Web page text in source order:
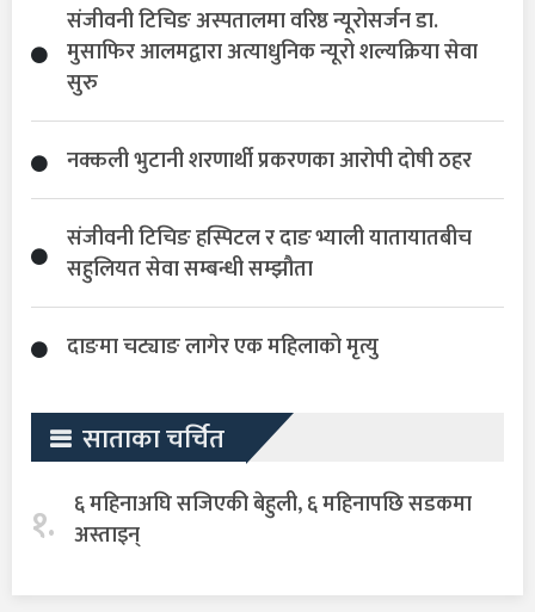
संजीवनी टिचिङ अस्पतालमा वरिष्ठ न्यूरोसर्जन डा.
मुसाफिर आलमद्वारा अत्याधुनिक न्यूरो शल्यक्रिया सेवा
सुरु
नक्कली भुटानी शरणार्थी प्रकरणका आरोपी दोषी ठहर
संजीवनी टिचिङ हस्पिटल र दाङ भ्याली यातायातबीच
सहुलियत सेवा सम्बन्धी सम्झौता
दाङमा चट्याङ लागेर एक महिलाको मृत्यु
साताका चर्चित
१. ६ महिनाअघि सजिएकी बेहुली, ६ महिनापछि सडकमा
अस्ताइन्